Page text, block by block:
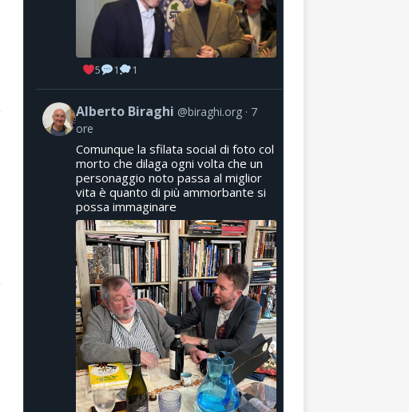
5 1 1
Alberto Biraghi @biraghi.org
7
ore
Comunque la sfilata social di foto col
morto che dilaga ogni volta che un
personaggio noto passa al miglior
vita è quanto di più ammorbante si
possa immaginare